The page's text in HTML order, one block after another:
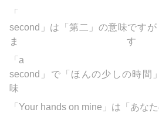
「
second」は「第二」の意味です
ま
「a
second」で「ほんの少しの時間
味
「Your hands on mine」は「あな